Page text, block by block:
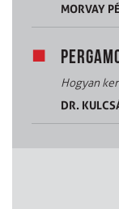
MORVAY
Hogyan
DR.